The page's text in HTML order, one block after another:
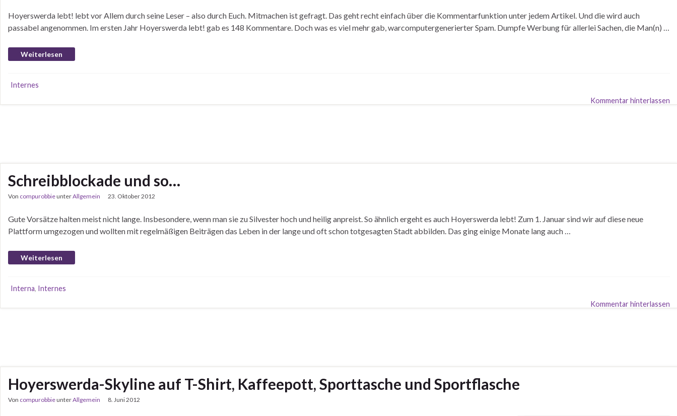
Hoyerswerda lebt! lebt vor Allem durch seine Leser – also durch Euch. Mitmachen ist gefragt. Das geht recht einfach über die Kommentarfunktion unter jedem Artikel. Und die wird auch
passabel angenommen. Im ersten Jahr Hoyerswerda lebt! gab es 148 Kommentare. Doch was es viel mehr gab, warcomputergenerierter Spam. Dumpfe Werbung für allerlei Sachen, die Man(n) …
Weiterlesen
Internes
Kommentar hinterlassen
Schreibblockade und so…
Von compurobbieunterAllgemein 23. Oktober 2012
Gute Vorsätze halten meist nicht lange. Insbesondere, wenn man sie zu Silvester hoch und heilig anpreist. So ähnlich ergeht es auch Hoyerswerda lebt! Zum 1. Januar sind wir auf diese neue
Plattform umgezogen und wollten mit regelmäßigen Beiträgen das Leben in der lange und oft schon totgesagten Stadt abbilden. Das ging einige Monate lang auch …
Weiterlesen
Interna, Internes
Kommentar hinterlassen
Hoyerswerda-Skyline auf T-Shirt, Kaffeepott, Sporttasche und Sportflasche
Von compurobbieunterAllgemein 8. Juni 2012